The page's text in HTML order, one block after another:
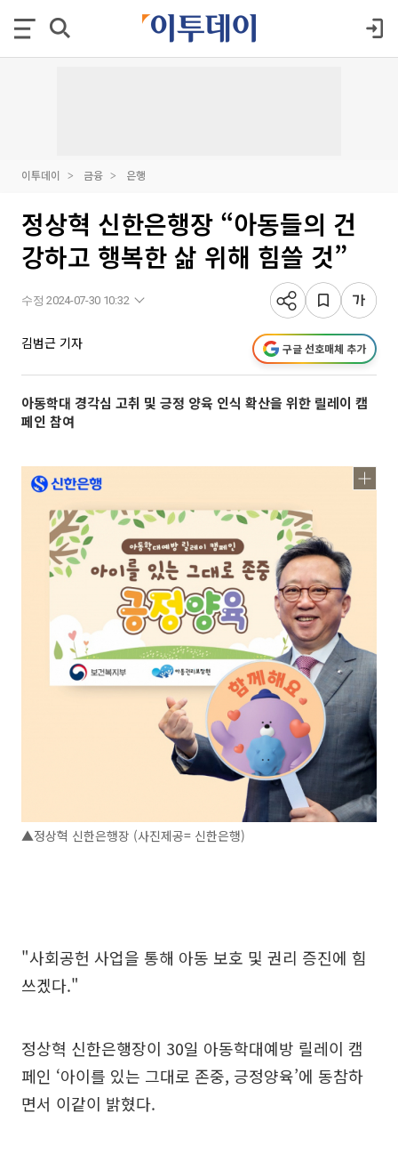
이투데이 금융 은행
정상혁 신한은행장 “아동들의 건
강하고 행복한 삶 위해 힘쓸 것”
수정 2024-07-30 10:32
김범근 기자 구글 선호매체 추가
아동학대 경각심 고취 및 긍정 양육 인식 확산을 위한 릴레이 캠
페인 참여
▲정상혁 신한은행장 (사진제공= 신한은행)
"사회공헌 사업을 통해 아동 보호 및 권리 증진에 힘
쓰겠다."
정상혁 신한은행장이 30일 아동학대예방 릴레이 캠
페인 ‘아이를 있는 그대로 존중, 긍정양육’에 동참하
면서 이같이 밝혔다.